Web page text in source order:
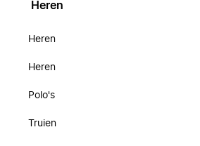
Heren
Heren
Heren
Polo's
Truien